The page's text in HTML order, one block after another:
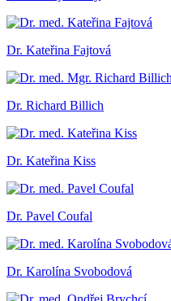
Dr. Kateřina Fajtová
Dr. Richard Billich
Dr. Kateřina Kiss
Dr. Pavel Coufal
Dr. Karolína Svobodová